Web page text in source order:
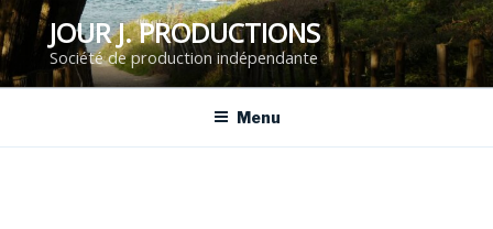
Aller
au
contenu
principal
JOUR J. PRODUCTIONS
Société de production indépendante
Menu